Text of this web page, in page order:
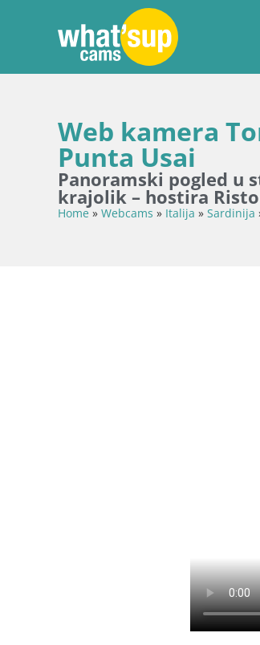
Web kamera
Punta Usai
Panoramski pogled u
krajolik – hostira
Home» Webcams » Italija » Sardinija